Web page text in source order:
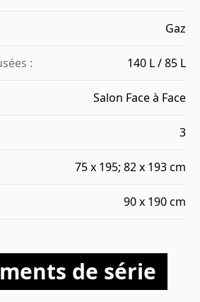
Gaz
: 140 L / 85 L
Salon Face à Face
3
75 x 195; 82 x 193 cm
90 x 190 cm
de série